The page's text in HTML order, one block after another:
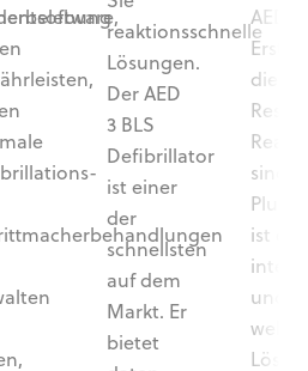
reaktionsschnelle
Lösungen.
Der AED
3 BLS
Defibrillator
ist einer
der
schnellsten
auf dem
Markt. Er
bietet
AED
die
sind.
ist
und